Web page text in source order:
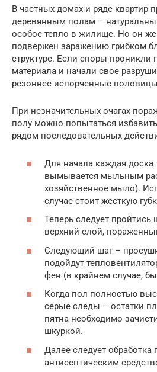
В частных домах и ряде квартир
деревянным полам –
особое тепло в жилище. Но он же
подвержен заражению грибком
структуре. Если споры проникли
материала и начали свое
резоннее испорченные
При незначительных очагах
полу можно попытаться
рядом последовательных
Для начала каждая доска
вымывается мыльным
хозяйственное мыло).
случае стоит жесткую
Теперь следует
верхний слой,
Следующий шаг –
подойдут
фен (в крайнем случае,
Когда пол полностью
серые следы – остатки
пятна необходимо
шкуркой.
Далее следует
антисептическим